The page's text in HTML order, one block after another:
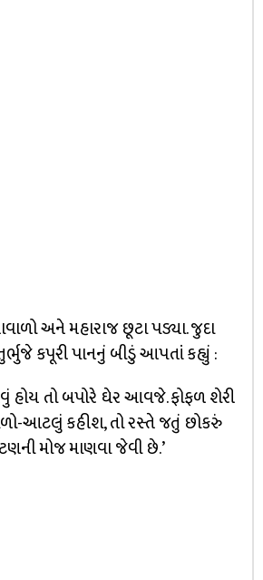
અને મહારાજ છૂટા પડ્યા. જુદા
કપૂરી પાનનું બીડું આપતાં કહ્યું :
હોય તો બપોરે ઘેર આવજે. ફોફળ શેરી
આટલું કહીશ, તો રસ્તે જતું છોકરું
મોજ માણવા જેવી છે.’